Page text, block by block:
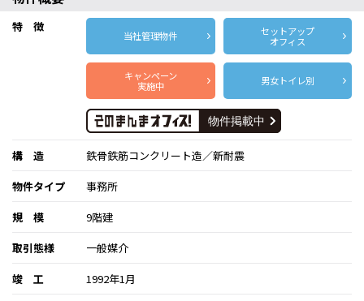
特 徴
当社管理物件
セットアップ
オフィス
キャンペーン
実施中
男女トイレ別
構 造
鉄骨鉄筋コンクリート造／新耐震
物件タイプ
事務所
規 模
9階建
取引態様
一般媒介
竣 工
1992年1月